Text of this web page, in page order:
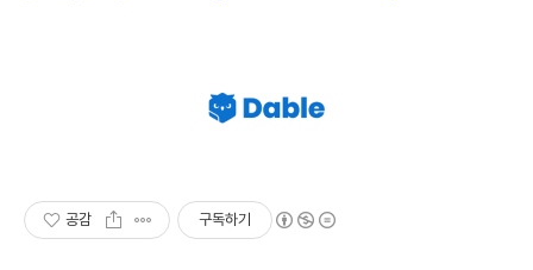
공감 구독하기